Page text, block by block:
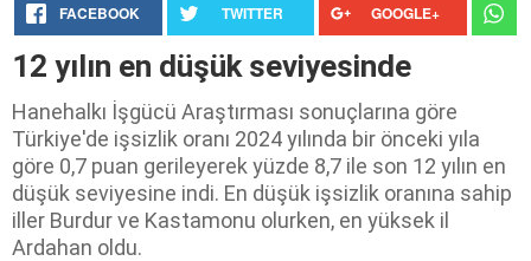
FACEBOOK TWITTER GOOGLE+
12 yılın en düşük seviyesinde
Hanehalkı İşgücü Araştırması sonuçlarına göre
Türkiye'de işsizlik oranı 2024 yılında bir önceki yıla
göre 0,7 puan gerileyerek yüzde 8,7 ile son 12 yılın en
düşük seviyesine indi. En düşük işsizlik oranına sahip
iller Burdur ve Kastamonu olurken, en yüksek il
Ardahan oldu.